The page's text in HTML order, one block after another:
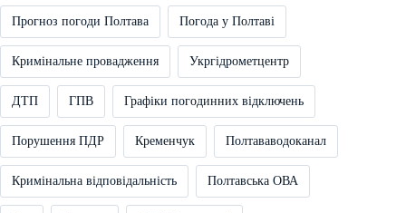
Прогноз погоди Полтава Погода у Полтаві
Кримінальне провадження Укргідрометцентр
ДТП ГПВ Графіки погодинних відключень
Порушення ПДР Кременчук Полтававодоканал
Кримінальна відповідальність Полтавська ОВА